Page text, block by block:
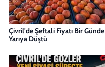
Çivril'de Şeftali Fiyatı Bir Günde
Yarıya Düştü